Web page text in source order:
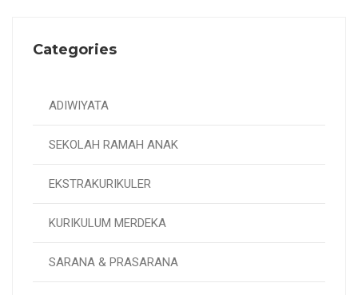
Categories
ADIWIYATA
SEKOLAH RAMAH ANAK
EKSTRAKURIKULER
KURIKULUM MERDEKA
SARANA & PRASARANA